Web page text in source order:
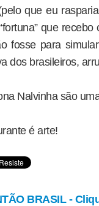
que eu
que
fosse para
dos brasileiros,
Nalvinha são
é arte!
BRASIL -